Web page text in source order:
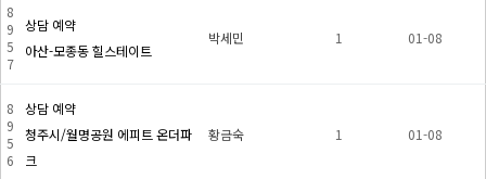
8
9
5
7
상담 예약
아산-모종동 힐스테이트
박세민 1 01-08
8
9
5
6
상담 예약
청주시/월명공원 에피트 온더파
크
황금숙 1 01-08